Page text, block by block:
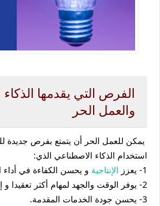
الفرص التي يقدمها
والعمل الحر
يمكن للعمل الحر أن يتمتع بفرص جديدة
استخدام الذكاء الاصطناعي الذي:
1- يعزز
الإنتاجية و يحسن الكفاءة في أداء
2- يوفر الوقت والجهد لمهام أكثر تعقيدا و إبداعا.
3- يحسن جودة الخدمات المقدمة.